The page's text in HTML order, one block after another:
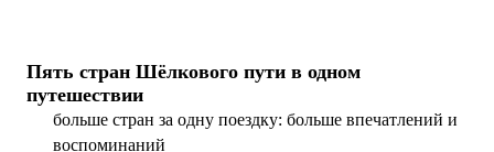
Пять стран Шёлкового пути в одном
путешествии
больше стран за одну поездку: больше впечатлений и
воспоминаний